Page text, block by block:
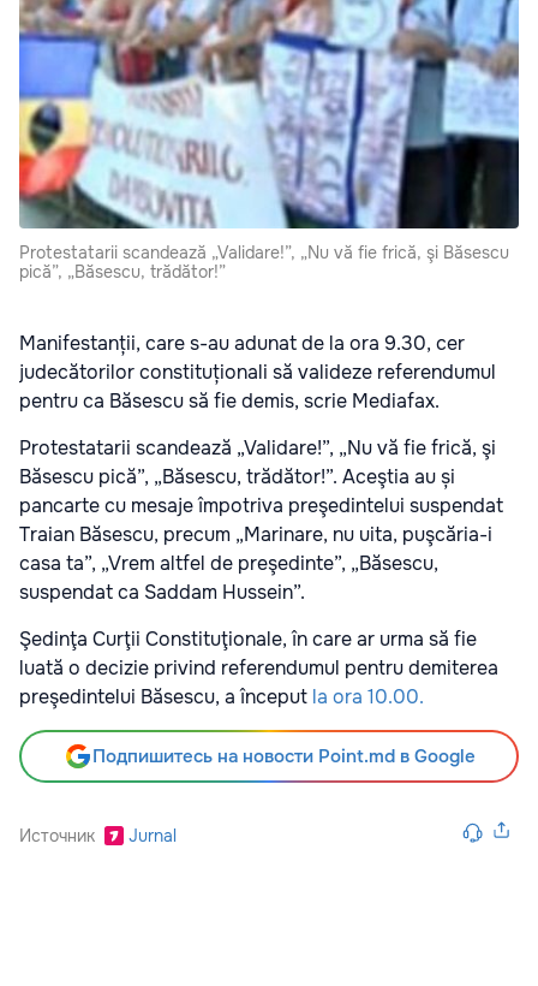
Protestatarii scandează „Validare!”, „Nu vă fie frică, şi Băsescu
pică”, „Băsescu, trădător!”
Manifestanții, care s-au adunat de la ora 9.30, cer
judecătorilor constituționali să valideze referendumul
pentru ca Băsescu să fie demis, scrie Mediafax.
Protestatarii scandează „Validare!”, „Nu vă fie frică, şi
Băsescu pică”, „Băsescu, trădător!”. Aceştia au și
pancarte cu mesaje împotriva preşedintelui suspendat
Traian Băsescu, precum „Marinare, nu uita, puşcăria-i
casa ta”, „Vrem altfel de preşedinte”, „Băsescu,
suspendat ca Saddam Hussein”.
Şedinţa Curţii Constituţionale, în care ar urma să fie
luată o decizie privind referendumul pentru demiterea
preşedintelui Băsescu, a început la ora 10.00.
Подпишитесь на новости Point.md в Google
Источник Jurnal